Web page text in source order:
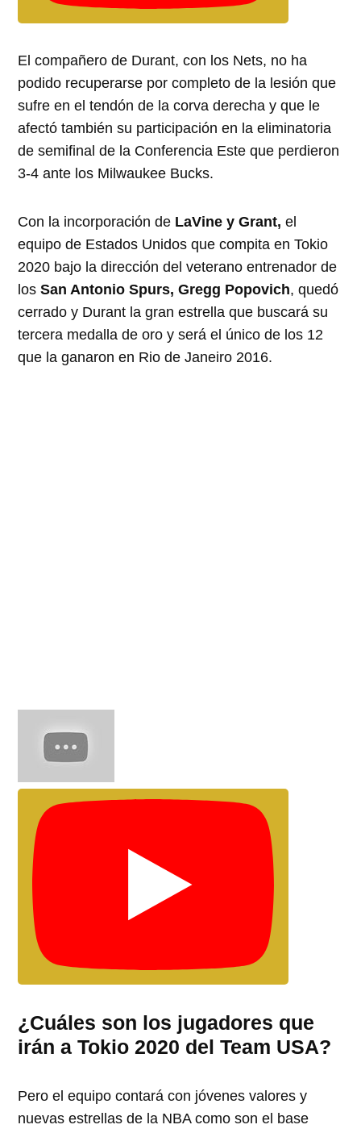
El compañero de Durant, con los Nets, no ha
podido recuperarse por completo de la lesión que
sufre en el tendón de la corva derecha y que le
afectó también su participación en la eliminatoria
de semifinal de la Conferencia Este que perdieron
3-4 ante los Milwaukee Bucks.
Con la incorporación de LaVine y Grant,el
equipo de Estados Unidos que compita en Tokio
2020 bajo la dirección del veterano entrenador de
los San Antonio Spurs, Gregg Popovich, quedó
cerrado y Durant la gran estrella que buscará su
tercera medalla de oro y será el único de los 12
que la ganaron en Rio de Janeiro 2016.
¿Cuáles son los jugadores que
irán a Tokio 2020 del Team USA?
Pero el equipo contará con jóvenes valores y
nuevas estrellas de la NBA como son el base